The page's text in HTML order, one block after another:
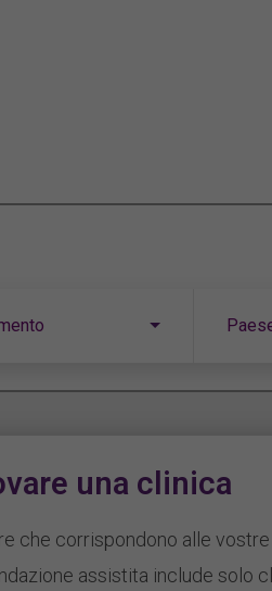
una clinica
che corrispondono alle
assistita include solo